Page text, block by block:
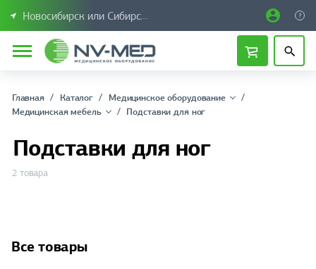
Новосибирск или Сибирский федеральный округ
Главная Каталог
Медицинское оборудование
Медицинская мебель
Подставки для ног
Подставки для ног
2 товара
Все товары